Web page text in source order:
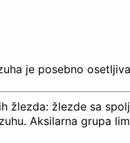
je posebno
žlezda: žlezde sa
Aksilarna grupa